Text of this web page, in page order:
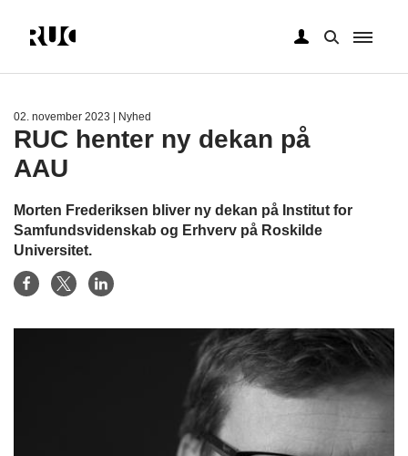
02. november 2023 | Nyhed
RUC henter ny dekan på
AAU
Morten Frederiksen bliver ny dekan på Institut for
Samfundsvidenskab og Erhverv på Roskilde
Universitet.